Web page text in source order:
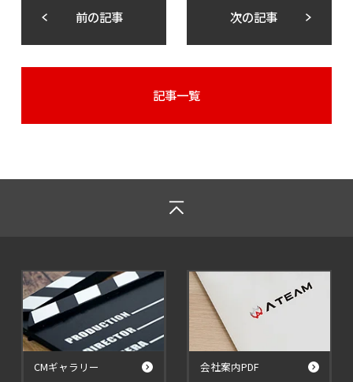
前の記事 次の記事
記事一覧
CMギャラリー 会社案内PDF